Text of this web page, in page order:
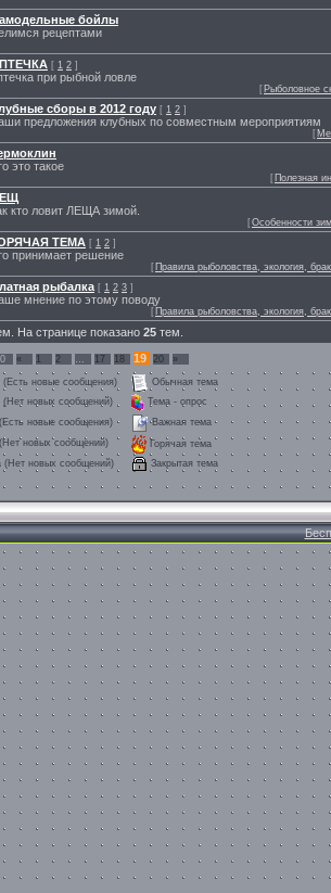
бойлы
рецептами
[ 1 2 ]
при рыбной ловле
[ Рыболовное
сборы в 2012 году [ 1 2 ]
предложения клубных по совместным мероприятиям
[
это такое
[ Полезная
кто ловит ЛЕЩА зимой.
[Особенности
ТЕМА [ 1 2 ]
принимает решение
[ Правила рыболовства, экология,
рыбалка [ 1 2 3 ]
мнение по этому поводу
[ Правила рыболовства, экология,
На странице показано 25 тем.
« 1 2 … 17 18 19 20 »
новые сообщения)
Обычная тема
новых сообщений)
Тема - опрос
новые сообщения)
Важная тема
новых сообщений)
Горячая тема
(Нет новых сообщений)
Закрытая тема